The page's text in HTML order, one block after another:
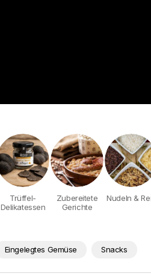
Trüffel-
Delikatessen
Zubereitete
Gerichte
Nudeln &
Eingelegtes Gemüse Snacks